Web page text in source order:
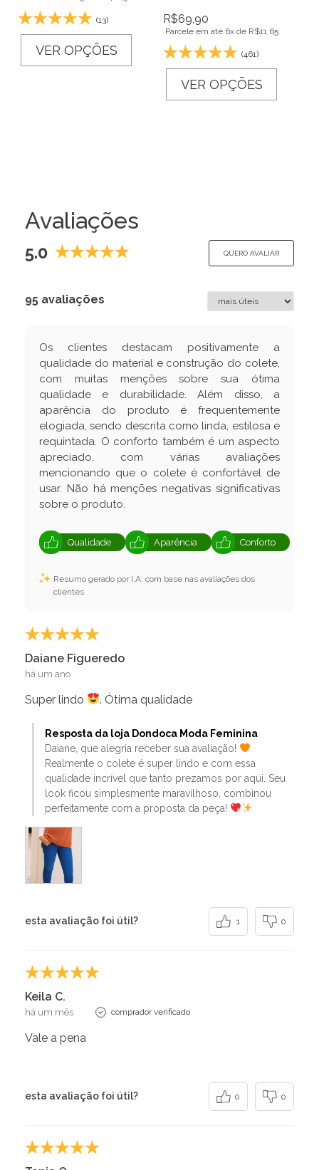
(13)
VER OPÇÕES
R$69,90
Parcele em até 6x de R$11,65
(461)
VER OPÇÕES
Avaliações
5.0 QUERO AVALIAR
95 avaliações
Os clientes destacam positivamente a
qualidade do material e construção do colete,
com muitas menções sobre sua ótima
qualidade e durabilidade. Além disso, a
aparência do produto é frequentemente
elogiada, sendo descrita como linda, estilosa e
requintada. O conforto também é um aspecto
apreciado, com várias avaliações
mencionando que o colete é confortável de
usar. Não há menções negativas significativas
sobre o produto.
Qualidade Aparência Conforto
Resumo gerado por I.A. com base nas avaliações dos
clientes
Daiane Figueredo
há um ano
Super lindo . Ótima qualidade
Resposta da loja Dondoca Moda Feminina
Daiane, que alegria receber sua avaliação!
Realmente o colete é super lindo e com essa
qualidade incrível que tanto prezamos por aqui. Seu
look ficou simplesmente maravilhoso, combinou
perfeitamente com a proposta da peça!
esta avaliação foi útil? 1 0
Keila C.
há um mês comprador verificado
Vale a pena
esta avaliação foi útil? 0 0